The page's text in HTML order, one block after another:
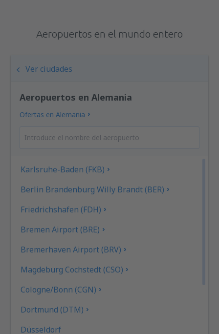
Aeropuertos en el mundo entero
Ver ciudades
Aeropuertos en Alemania
Ofertas en Alemania
Karlsruhe-Baden (FKB)
Berlin Brandenburg Willy Brandt (BER)
Friedrichshafen (FDH)
Bremen Airport (BRE)
Bremerhaven Airport (BRV)
Magdeburg Cochstedt (CSO)
Cologne/Bonn (CGN)
Dortmund (DTM)
Düsseldorf